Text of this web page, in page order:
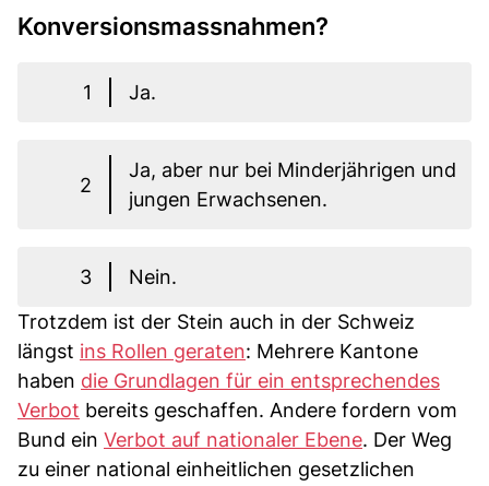
Konversionsmassnahmen?
1 Ja.
2
Ja, aber nur bei Minderjährigen und
jungen Erwachsenen.
3
Nein.
Trotzdem ist der Stein auch in der Schweiz
längst ins Rollen geraten: Mehrere Kantone
haben die Grundlagen für ein entsprechendes
Verbot bereits geschaffen. Andere fordern vom
Bund ein Verbot auf nationaler Ebene. Der Weg
zu einer national einheitlichen gesetzlichen